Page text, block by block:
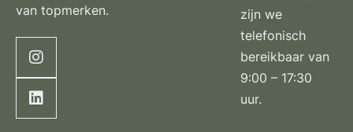
van topmerken.
zijn we
telefonisch
bereikbaar van
9:00 – 17:30
uur.